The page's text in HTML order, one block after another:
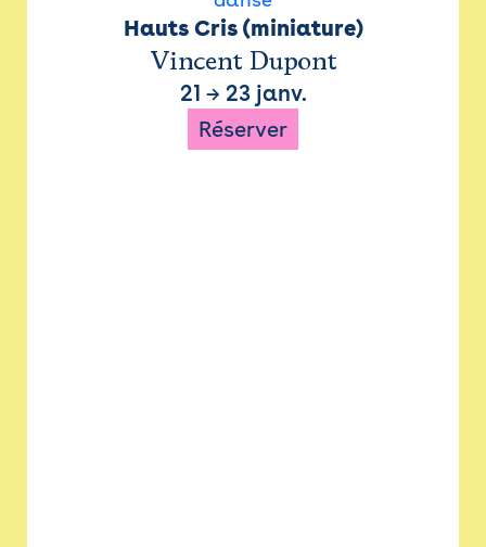
Hauts Cris (miniature)
Vincent Dupont
21 → 23 janv.
Réserver